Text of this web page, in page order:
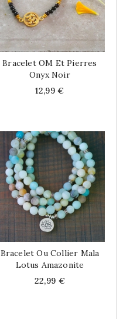
Bracelet OM Et Pierres
Onyx Noir
Price
12,99 €
Bracelet Ou Collier Mala
Lotus Amazonite
Price
22,99 €